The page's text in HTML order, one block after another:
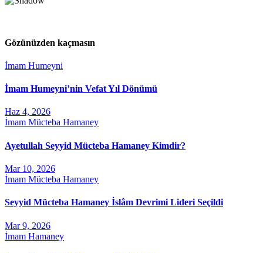
Gözünüzden kaçmasın
İmam Humeyni
İmam Humeyni’nin Vefat Yıl Dönümü
Haz 4, 2026
İmam Mücteba Hamaney
Ayetullah Seyyid Mücteba Hamaney Kimdir?
Mar 10, 2026
İmam Mücteba Hamaney
Seyyid Mücteba Hamaney İslâm Devrimi Lideri Seçildi
Mar 9, 2026
İmam Hamaney